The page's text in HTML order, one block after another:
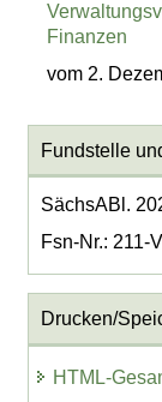
Finanzen
vom 2.
Fundstelle
SächsABl.
Fsn-Nr.: 211-
Drucken/
HTML-